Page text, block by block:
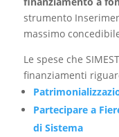
strumento
massimo
Le spese che
finanziamenti
Partecipare a
di Sistema